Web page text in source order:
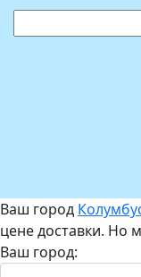
Ваш город
цене доставки. Но
Ваш город: